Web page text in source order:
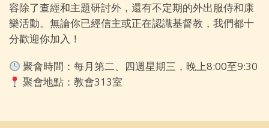
容除了查經和主題研討外，還有不定期的外出服侍和康
樂活動。無論你已經信主或正在認識基督教，我們都十
分歡迎你加入！
聚會時間：每月第二、四週星期三，晚上8:00至9:30
聚會地點：教會313室